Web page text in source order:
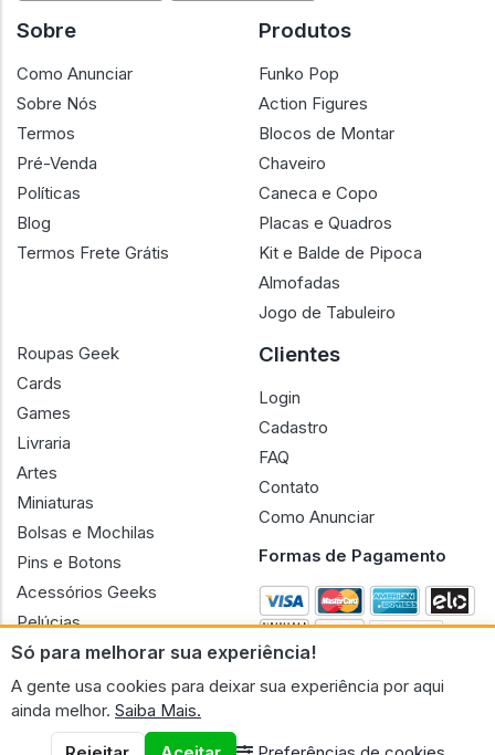
Só para melhorar sua experiência!
A gente usa cookies para deixar sua experiência por aqui
ainda melhor. Saiba Mais.
Sobre
Como Anunciar
Sobre Nós
Termos
Pré-Venda
Políticas
Blog
Termos Frete Grátis
Produtos
Funko Pop
Action Figures
Blocos de Montar
Chaveiro
Caneca e Copo
Placas e Quadros
Kit e Balde de Pipoca
Almofadas
Jogo de Tabuleiro
Roupas Geek
Cards
Games
Livraria
Artes
Miniaturas
Bolsas e Mochilas
Pins e Botons
Acessórios Geeks
Pelúcias
Bonecas
Clientes
Login
Cadastro
FAQ
Contato
Como Anunciar
Formas de Pagamento